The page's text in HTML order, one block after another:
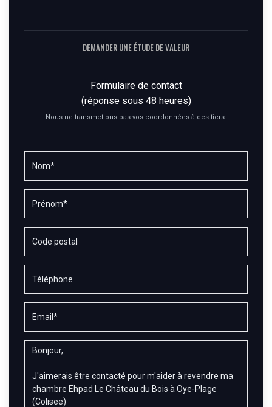
DEMANDER UNE ÉTUDE DE VALEUR
Formulaire de contact
(réponse sous 48 heures)
Nous ne transmettons pas vos coordonnées à des tiers.